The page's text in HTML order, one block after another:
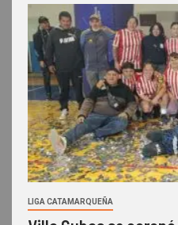
LIGA CATAMARQUEÑA